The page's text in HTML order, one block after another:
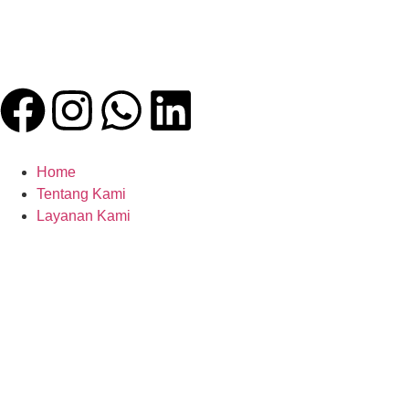
Home
Tentang Kami
Layanan Kami